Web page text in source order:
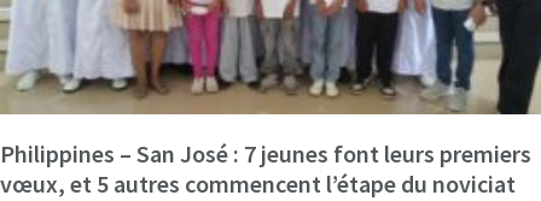
Philippines – San José : 7 jeunes font leurs premiers
vœux, et 5 autres commencent l’étape du noviciat